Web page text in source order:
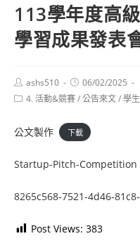
113學年度高
學習成果發表
Post
author:
ashs510
Post
published:
06/02/2025
Post4. 活動&競賽/公告來文/學
公文製作 下載
Startup-Pitch-Competition
8265c568-7521-4d46-
Post Views: 383